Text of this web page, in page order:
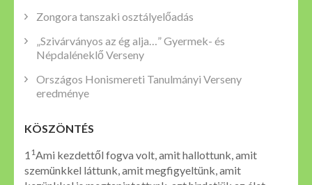
Zongora tanszaki osztályelőadás
„Szivárványos az ég alja…” Gyermek- és
Népdaléneklő Verseny
Országos Honismereti Tanulmányi Verseny
eredménye
KÖSZÖNTÉS
1 1Ami kezdettől fogva volt, amit hallottunk, amit
szemünkkel láttunk, amit megfigyeltünk, amit